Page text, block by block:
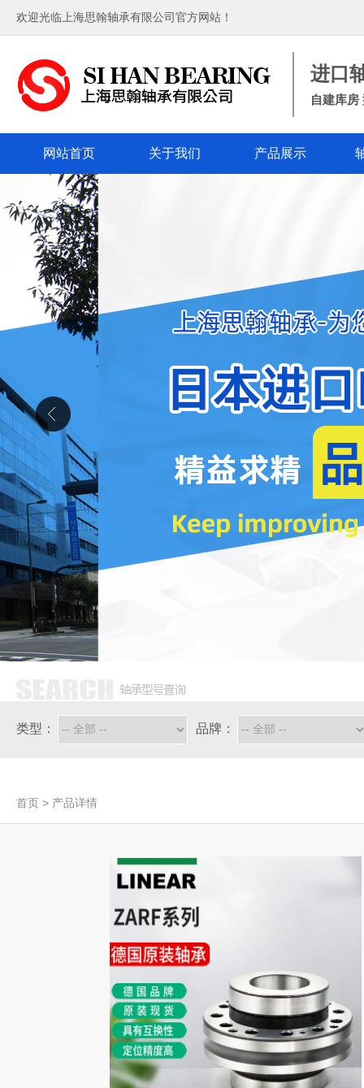
欢迎光临上海思翰轴承有限公司官方网站！
进口
自建库房
网站首页 关于我们 产品展示
类型： 品牌：
首页 > 产品详情